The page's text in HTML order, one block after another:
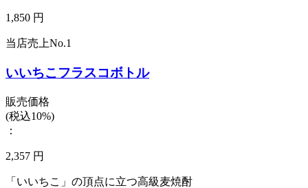
1,850 円
当店売上No.1
いいちこフラスコボトル
販売価格
(税込10%)
：
2,357 円
「いいちこ」の頂点に立つ高級麦焼酎